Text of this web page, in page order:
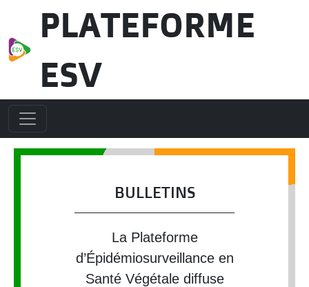
Aller au contenu principal
PLATEFORME
ESV
BULLETINS
La Plateforme
d’Épidémiosurveillance en
Santé Végétale diffuse